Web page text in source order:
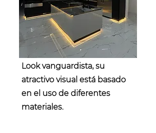
Service Name
Look vanguardista, su
atractivo visual está basado
en el uso de diferentes
materiales.